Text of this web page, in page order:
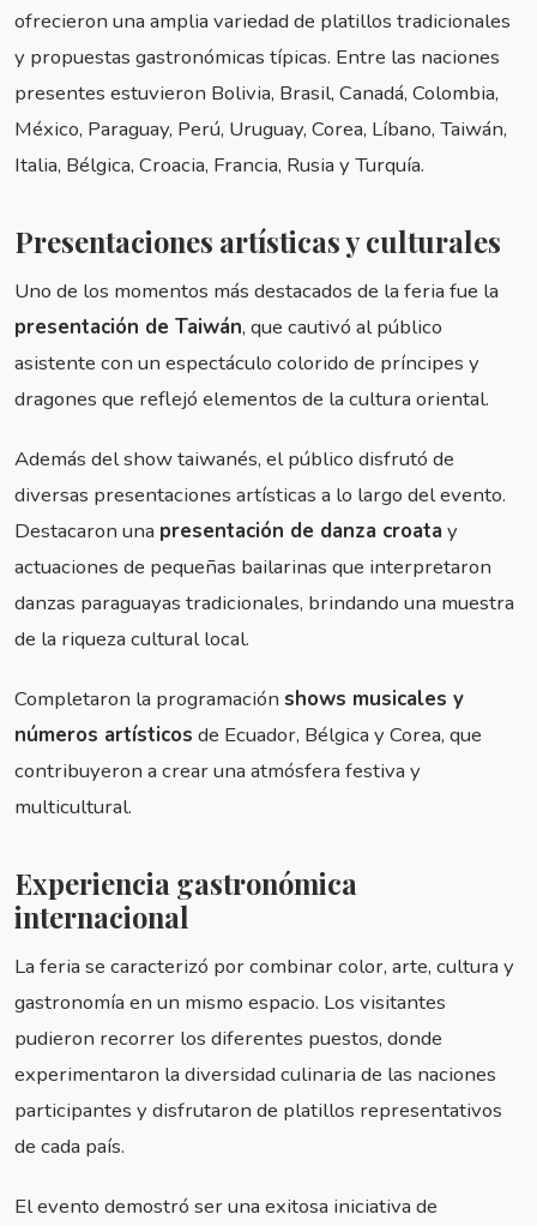
ofrecieron una amplia variedad de platillos tradicionales
y propuestas gastronómicas típicas. Entre las naciones
presentes estuvieron Bolivia, Brasil, Canadá, Colombia,
México, Paraguay, Perú, Uruguay, Corea, Líbano, Taiwán,
Italia, Bélgica, Croacia, Francia, Rusia y Turquía.
Presentaciones artísticas y culturales
Uno de los momentos más destacados de la feria fue la
presentación de Taiwán, que cautivó al público
asistente con un espectáculo colorido de príncipes y
dragones que reflejó elementos de la cultura oriental.
Además del show taiwanés, el público disfrutó de
diversas presentaciones artísticas a lo largo del evento.
Destacaron una presentación de danza croata y
actuaciones de pequeñas bailarinas que interpretaron
danzas paraguayas tradicionales, brindando una muestra
de la riqueza cultural local.
Completaron la programación shows musicales y
números artísticos de Ecuador, Bélgica y Corea, que
contribuyeron a crear una atmósfera festiva y
multicultural.
Experiencia gastronómica
internacional
La feria se caracterizó por combinar color, arte, cultura y
gastronomía en un mismo espacio. Los visitantes
pudieron recorrer los diferentes puestos, donde
experimentaron la diversidad culinaria de las naciones
participantes y disfrutaron de platillos representativos
de cada país.
El evento demostró ser una exitosa iniciativa de